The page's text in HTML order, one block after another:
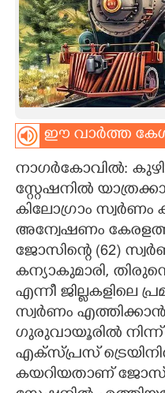
INFO+
ART
ASTRO
CARTOONS
LITERATURE
CONTACT US
ഈ വാർത്ത
നാഗർകോവിൽ:
സ്റ്റേഷനിൽ
കിലോഗ്രാം
അന്വേഷണം
ജോസിന്റെ (62)
കന്യാകുമാരി,
എന്നീ ജില്ലകളിലെ
സ്വർണം എത്തിക്കാൻ
ഗുരുവായൂരിൽ നിന്ന്
എക്സ്പ്രസ്
കയറിയതാണ്